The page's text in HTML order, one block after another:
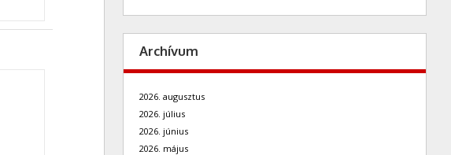
Archívum
2026. augusztus
2026. július
2026. június
2026. május